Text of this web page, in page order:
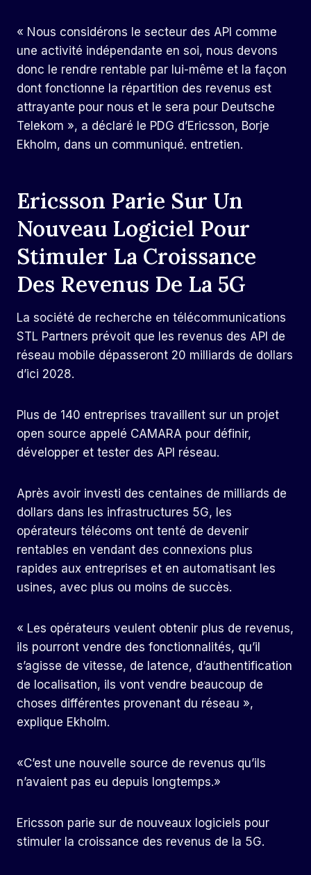
« Nous considérons le secteur des API comme
une activité indépendante en soi, nous devons
donc le rendre rentable par lui-même et la façon
dont fonctionne la répartition des revenus est
attrayante pour nous et le sera pour Deutsche
Telekom », a déclaré le PDG d’Ericsson, Borje
Ekholm, dans un communiqué. entretien.
Ericsson Parie Sur Un
Nouveau Logiciel Pour
Stimuler La Croissance
Des Revenus De La 5G
La société de recherche en télécommunications
STL Partners prévoit que les revenus des API de
réseau mobile dépasseront 20 milliards de dollars
d’ici 2028.
Plus de 140 entreprises travaillent sur un projet
open source appelé CAMARA pour définir,
développer et tester des API réseau.
Après avoir investi des centaines de milliards de
dollars dans les infrastructures 5G, les
opérateurs télécoms ont tenté de devenir
rentables en vendant des connexions plus
rapides aux entreprises et en automatisant les
usines, avec plus ou moins de succès.
« Les opérateurs veulent obtenir plus de revenus,
ils pourront vendre des fonctionnalités, qu’il
s’agisse de vitesse, de latence, d’authentification
de localisation, ils vont vendre beaucoup de
choses différentes provenant du réseau »,
explique Ekholm.
«C’est une nouvelle source de revenus qu’ils
n’avaient pas eu depuis longtemps.»
Ericsson parie sur de nouveaux logiciels pour
stimuler la croissance des revenus de la 5G.